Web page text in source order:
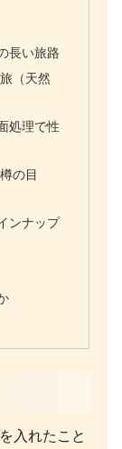
長い旅路
（天然
処理で性
の目
ンナップ
入れたこと